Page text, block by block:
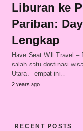
Liburan ke
Pariban:
Lengkap
Have Seat Will Travel –
salah satu destinasi
Utara. Tempat ini…
2 years ago
RECENT POSTS